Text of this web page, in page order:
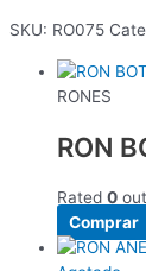
SKU: RO075
RONES
RON
Rated 0
Comprar